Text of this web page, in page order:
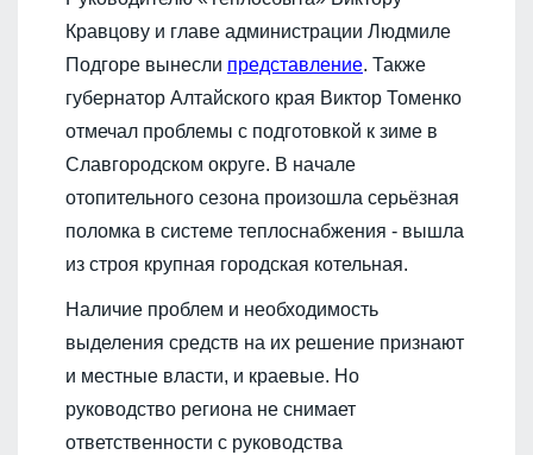
Кравцову и главе администрации Людмиле
Подгоре вынесли представление. Также
губернатор Алтайского края Виктор Томенко
отмечал проблемы с подготовкой к зиме в
Славгородском округе. В начале
отопительного сезона произошла серьёзная
поломка в системе теплоснабжения - вышла
из строя крупная городская котельная.
Наличие проблем и необходимость
выделения средств на их решение признают
и местные власти, и краевые. Но
руководство региона не снимает
ответственности с руководства